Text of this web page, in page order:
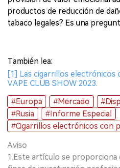
productos de reducción de
tabaco legales? Es una
También lea:
[1] Las cigarrillos electrónicos
VAPE CLUB SHOW 2023.
#Europa
#Mercado
#Rusia
#Informe Especial
#Cigarrillos electrónicos con
Aviso
1.Este artículo se proporciona